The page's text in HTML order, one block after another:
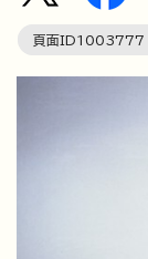
頁面ID1003777